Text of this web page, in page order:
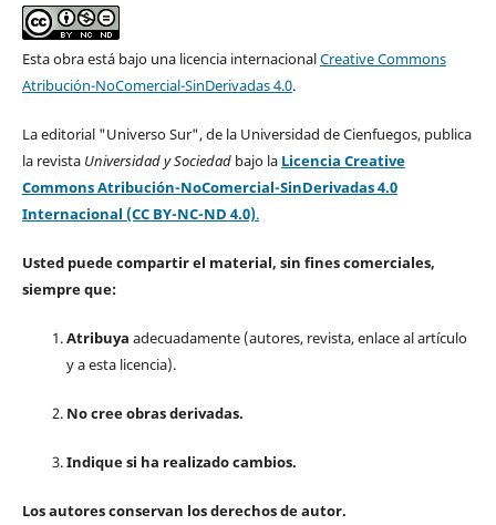
Esta obra está bajo una licencia internacionalCreative Commons
Atribución-NoComercial-SinDerivadas 4.0.
La editorial "Universo Sur", de la Universidad de Cienfuegos, publica
la revista Universidad y Sociedad bajo la Licencia Creative
Commons Atribución-NoComercial-SinDerivadas 4.0
Internacional (CC BY-NC-ND 4.0).
Usted puede compartir el material, sin fines comerciales,
siempre que:
Atribuya adecuadamente (autores, revista, enlace al artículo
y a esta licencia).
No cree obras derivadas.
Indique si ha realizado cambios.
Los autores conservan los derechos de autor.